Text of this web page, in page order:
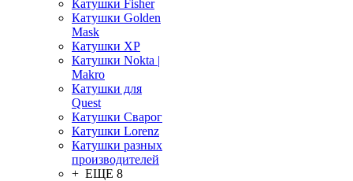
Катушки Fisher
Катушки Golden
Mask
Катушки XP
Катушки Nokta |
Makro
Катушки для
Quest
Катушки Сварог
Катушки Lorenz
Катушки разных
производителей
+ ЕЩЕ 8